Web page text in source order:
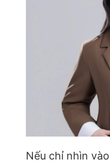
Nếu chỉ nhìn